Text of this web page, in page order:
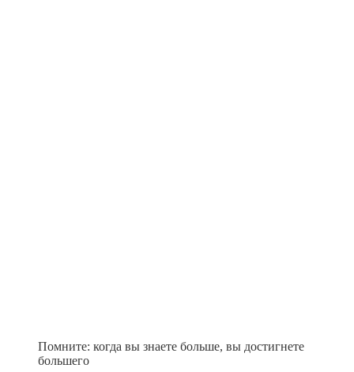
Помните: когда вы знаете больше, вы достигнете
большего